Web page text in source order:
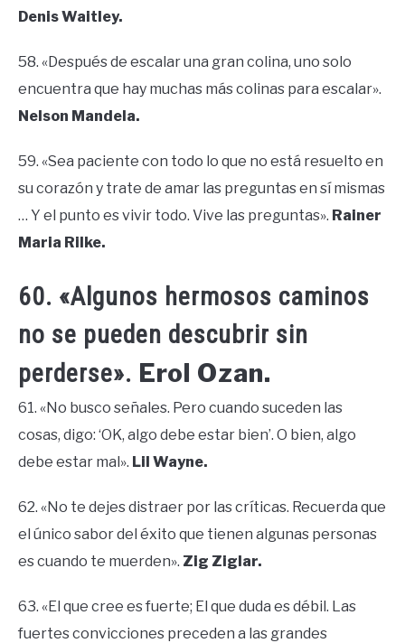
Denis Waitley.
58. «Después de escalar una gran colina, uno solo
encuentra que hay muchas más colinas para escalar».
Nelson Mandela.
59. «Sea paciente con todo lo que no está resuelto en
su corazón y trate de amar las preguntas en sí mismas
… Y el punto es vivir todo. Vive las preguntas». Rainer
Maria Rilke.
60. «Algunos hermosos caminos
no se pueden descubrir sin
perderse». Erol Ozan.
61. «No busco señales. Pero cuando suceden las
cosas, digo: ‘OK, algo debe estar bien’. O bien, algo
debe estar mal». Lil Wayne.
62. «No te dejes distraer por las críticas. Recuerda que
el único sabor del éxito que tienen algunas personas
es cuando te muerden». Zig Ziglar.
63. «El que cree es fuerte; El que duda es débil. Las
fuertes convicciones preceden a las grandes